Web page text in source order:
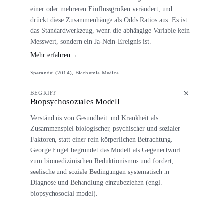
einer oder mehreren Einflussgrößen verändert, und
drückt diese Zusammenhänge als Odds Ratios aus. Es ist
das Standardwerkzeug, wenn die abhängige Variable kein
Messwert, sondern ein Ja-Nein-Ereignis ist.
Mehr erfahren→
Sperandei (2014), Biochemia Medica
BEGRIFF
Biopsychosoziales Modell
Verständnis von Gesundheit und Krankheit als
Zusammenspiel biologischer, psychischer und sozialer
Faktoren, statt einer rein körperlichen Betrachtung.
George Engel begründet das Modell als Gegenentwurf
zum biomedizinischen Reduktionismus und fordert,
seelische und soziale Bedingungen systematisch in
Diagnose und Behandlung einzubeziehen (engl.
biopsychosocial model).